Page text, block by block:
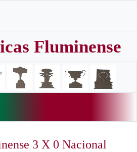
Fluminense
3 X 0 Nacional